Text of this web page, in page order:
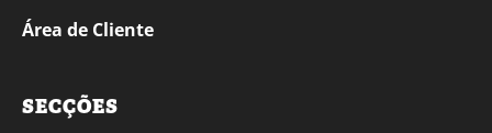
Área de Cliente
SECÇÕES